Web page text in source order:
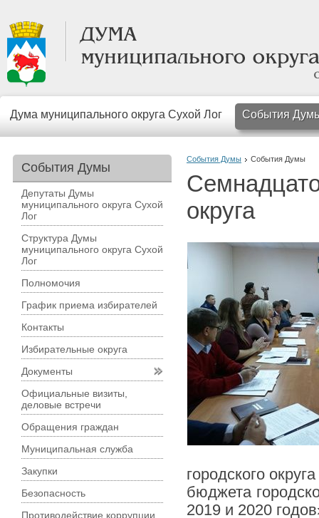
Дума муниципального округа Сухой Лог События
События Думы События Думы
округа
городского
бюджета
2019 и 2020
События Думы
Депутаты Думы
муниципального округа Сухой
Лог
Структура Думы
муниципального округа Сухой
Лог
Полномочия
График приема избирателей
Контакты
Избирательные округа
Документы
Официальные визиты,
деловые встречи
Обращения граждан
Муниципальная служба
Закупки
Безопасность
Противодействие коррупции